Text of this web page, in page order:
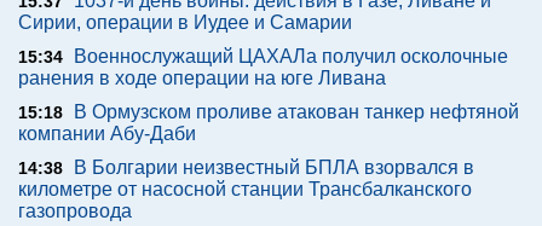
Сирии, операции в Иудее и Самарии
15:34
Военнослужащий ЦАХАЛа получил осколочные
ранения в ходе операции на юге Ливана
15:18
В Ормузском проливе атакован танкер нефтяной
компании Абу-Даби
14:38
В Болгарии неизвестный БПЛА взорвался в
километре от насосной станции Трансбалканского
газопровода